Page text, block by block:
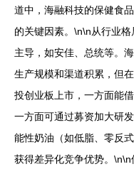
道中，海融科技的保健食
的关键因素。\n\n从行业
主导，如安佳、总统等。
生产规模和渠道积累，但
投创业板上市，一方面能
一方面可通过募资加大研
能性奶油（如低脂、零反
获得差异化竞争优势。